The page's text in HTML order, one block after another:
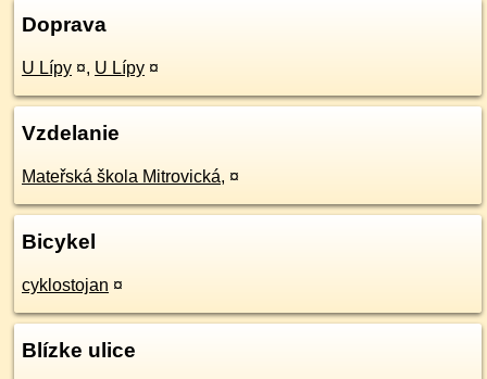
Doprava
U Lípy ¤, U Lípy ¤
Vzdelanie
Mateřská škola Mitrovická, ¤
Bicykel
cyklostojan ¤
Blízke ulice